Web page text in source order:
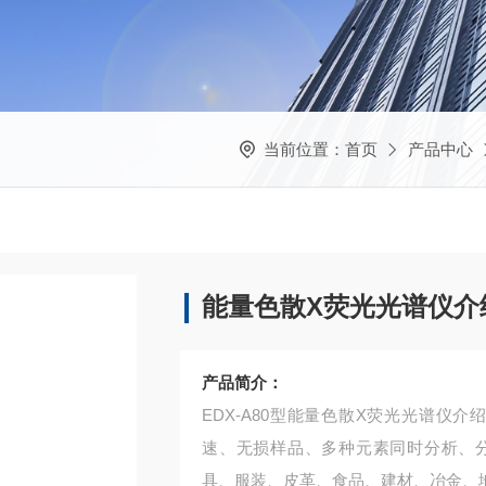
当前位置： 首页 产品中心
能量色散X荧光光谱仪介
产品简介：
EDX-A80型能量色散X荧光光谱仪介
速、无损样品、多种元素同时分析、
具、服装、皮革、食品、建材、冶金